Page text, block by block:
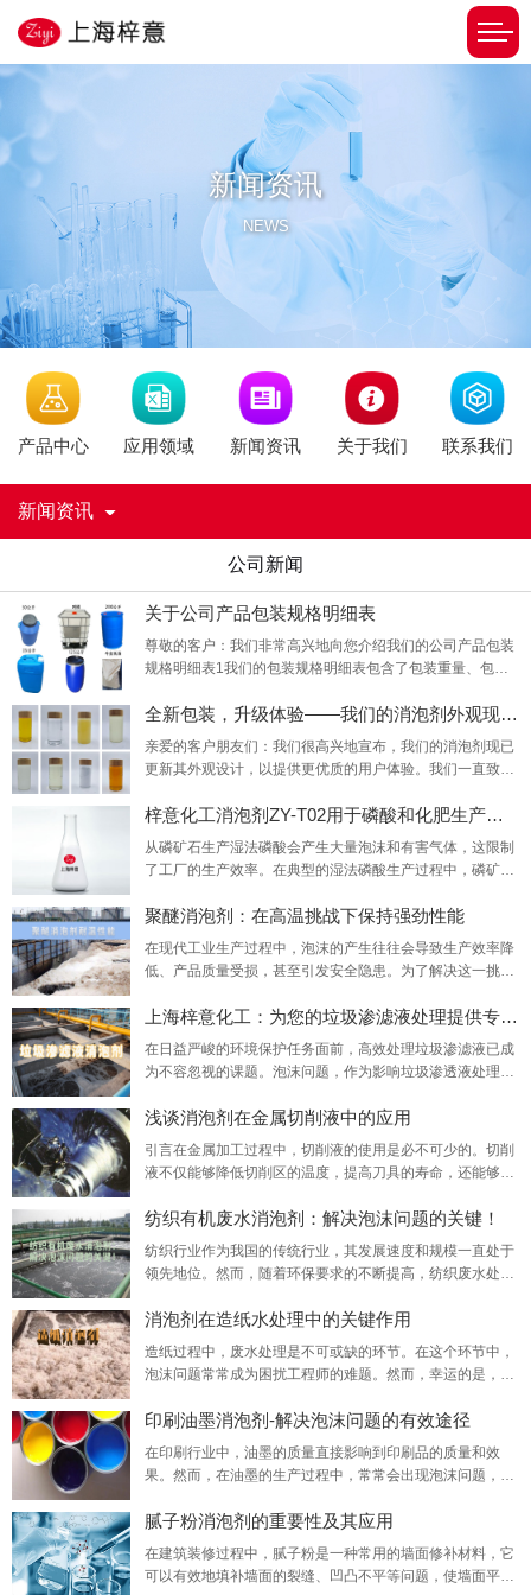
新闻资讯
NEWS
产品中心 应用领域 新闻资讯 关于我们 联系我们
新闻资讯
公司新闻
关于公司产品包装规格明细表
尊敬的客户：我们非常高兴地向您介绍我们的公司产品包装
规格明细表1我们的包装规格明细表包含了包装重量、包装
息。
全新包装，升级体验——我们的消泡剂外观现已
亲爱的客户朋友们：我们很高兴地宣布，我们的消泡剂现已
更新其外观设计，以提供更优质的用户体验。我们一直致力
外观更新是我们对品质承诺的最新体现。新的外观设计旨在
更好地展示我们的产品特性，同时也更加环保、美观。我们
的设计团队经过深思熟虑和精心设计，以确保新的包装不仅
能够吸引您的眼球，更能反映出我们对产品质量和客户
梓意化工消泡剂ZY-T02用于磷酸和化肥生产的消
从磷矿石生产湿法磷酸会产生大量泡沫和有害气体，这限制
了工厂的生产效率。在典型的湿法磷酸生产过程中，磷矿石
转化为磷酸（P2O5）和硫酸钙（石膏）外，由于矿石中的
杂质，还会有许多副反应，这些副反应会导致反应器中产生
泡沫和气体。梓意化工消泡剂ZY-T02通过降低气泡表面的表
面张力，最大限度地去除这些气体及其对磷酸盐生产过程的
不良影响。
聚醚消泡剂：在高温挑战下保持强劲性能
在现代工业生产过程中，泡沫的产生往往会导致生产效率降
低、产品质量受损，甚至引发安全隐患。为了解决这一挑
日，我们重点关注这些消泡剂在耐高温方面的表现。众所周
知，一些工业过程如化工和石油提炼等，需要在高温条件下
进行。在这些环境中，泡沫问题尤为突出，因此需要特殊的
解决方案。聚醚消泡剂正是在这样的需求背景下研发而成，
上海梓意化工：为您的垃圾渗滤液处理提供专业
在日益严峻的环境保护任务面前，高效处理垃圾渗滤液已成
为不容忽视的课题。泡沫问题，作为影响垃圾渗透液处理效
对——这正是上海梓意化工有限公司致力于解决的问题。凭
借多年在消泡剂领域的深入研究和技术积累，上海梓意化工
有限公司推出了一系列高效、环保的垃圾渗滤液消泡剂。我
们的消泡剂产品不仅能够迅速消除泡沫，防止泡沫过多
浅谈消泡剂在金属切削液中的应用
引言在金属加工过程中，切削液的使用是必不可少的。切削
液不仅能够降低切削区的温度，提高刀具的寿命，还能够起
往会产生大量的泡沫，这不仅会影响切削液的性能，还会对
生产环境造成污染。因此，消泡剂的应用在金属切削液中显
得尤为重要。一、消泡剂的作用消泡剂是一种能够消除液体
表面泡沫的物质，其主要作用是破坏液体表面的张力，
纺织有机废水消泡剂：解决泡沫问题的关键！
纺织行业作为我国的传统行业，其发展速度和规模一直处于
领先地位。然而，随着环保要求的不断提高，纺织废水处理
中的一大难题。为了解决这一问题，纺织有机废水消泡剂成
为瓦解泡沫危机的关键武器。一、泡沫问题的危害在纺织有
机废水处理过程中，由于废水中含有大量的表面活性剂、油
脂等物质，这些物质在搅拌、曝气等过程中容易产生大
消泡剂在造纸水处理中的关键作用
造纸过程中，废水处理是不可或缺的环节。在这个环节中，
泡沫问题常常成为困扰工程师的难题。然而，幸运的是，消
在造纸水处理中发挥着关键的作用。特别是在纸浆制备、漂
白等环节，由于浆内气体含量过高，往往会出现大量泡沫。
这些泡沫不仅会影响生产过程的稳定性，还会导致断纸、白
水液位波动以及泵频率波动等问题。而消泡剂则能够迅
印刷油墨消泡剂-解决泡沫问题的有效途径
在印刷行业中，油墨的质量直接影响到印刷品的质量和效
果。然而，在油墨的生产过程中，常常会出现泡沫问题，这
多问题。为了解决这一问题，印刷厂商通常会使用一种名为
印刷油墨消泡剂的化学助剂。本文将详细介绍印刷油墨消泡
剂的应用和特点优势。印刷油墨消泡剂是一种专门用于消除
油墨中泡沫的化学添加剂。它的主要作用是破坏油墨中的
腻子粉消泡剂的重要性及其应用
在建筑装修过程中，腻子粉是一种常用的墙面修补材料，它
可以有效地填补墙面的裂缝、凹凸不平等问题，使墙面平整